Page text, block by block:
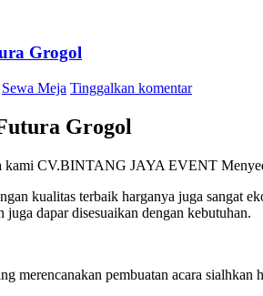
Grogol
Sewa Meja Tinggalkan komentar
Grogol
kami CV.BINTANG JAYA EVENT
kualitas terbaik harganya juga sangat
juga dapar disesuaikan dengan kebutuhan.
merencanakan pembuatan acara